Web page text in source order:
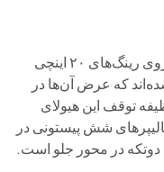
رینگ‌های ۲۰ اینچی
که عرض آن‌ها در
اینچ است. وظیفه توقف این هیولای
شش پیستونی در
در محور جلو است.